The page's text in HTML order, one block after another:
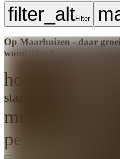
filter_altFilter
Op Maarhuizen - daar
wonderland
home
star
meeting_room
person_pin